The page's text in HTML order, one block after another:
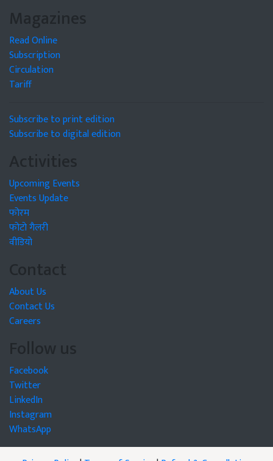
Magazines
Read Online
Subscription
Circulation
Tariff
Subscribe to print edition
Subscribe to digital edition
Activities
Upcoming Events
Events Update
फोरम
फोटो गैलरी
वीडियो
Contact
About Us
Contact Us
Careers
Follow us
Facebook
Twitter
LinkedIn
Instagram
WhatsApp